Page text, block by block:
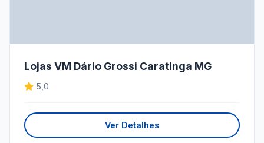
Lojas VM Dário Grossi Caratinga MG
5,0
Ver Detalhes